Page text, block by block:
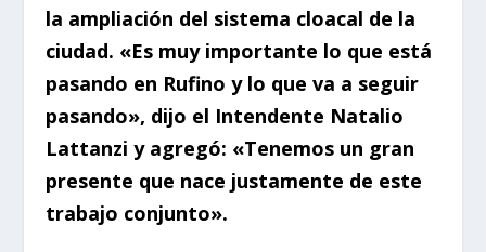
la ampliación del sistema cloacal de la
ciudad. «Es muy importante lo que está
pasando en Rufino y lo que va a seguir
pasando», dijo el Intendente Natalio
Lattanzi y agregó: «Tenemos un gran
presente que nace justamente de este
trabajo conjunto».